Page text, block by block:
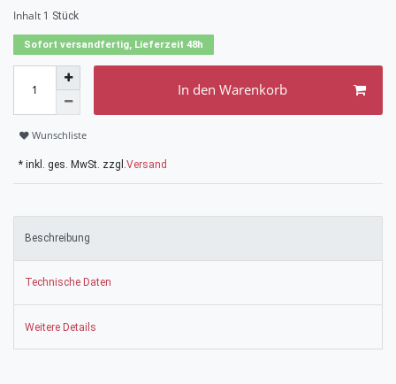
Inhalt 1 Stück
Sofort versandfertig, Lieferzeit 48h
In den Warenkorb
Wunschliste
* inkl. ges. MwSt. zzgl. Versand
Beschreibung
Technische Daten
Weitere Details